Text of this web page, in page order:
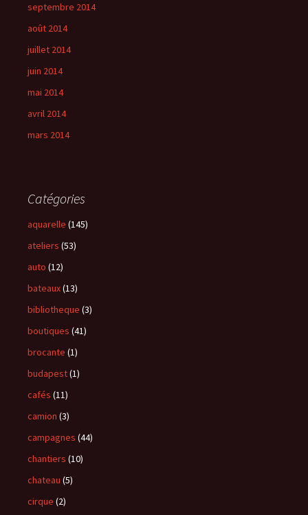
septembre 2014
août 2014
juillet 2014
juin 2014
mai 2014
avril 2014
mars 2014
Catégories
aquarelle (145)
ateliers (53)
auto (12)
bateaux(13)
bibliotheque (3)
boutiques (41)
brocante (1)
budapest(1)
cafés (11)
camion (3)
campagnes (44)
chantiers (10)
chateau (5)
cirque (2)